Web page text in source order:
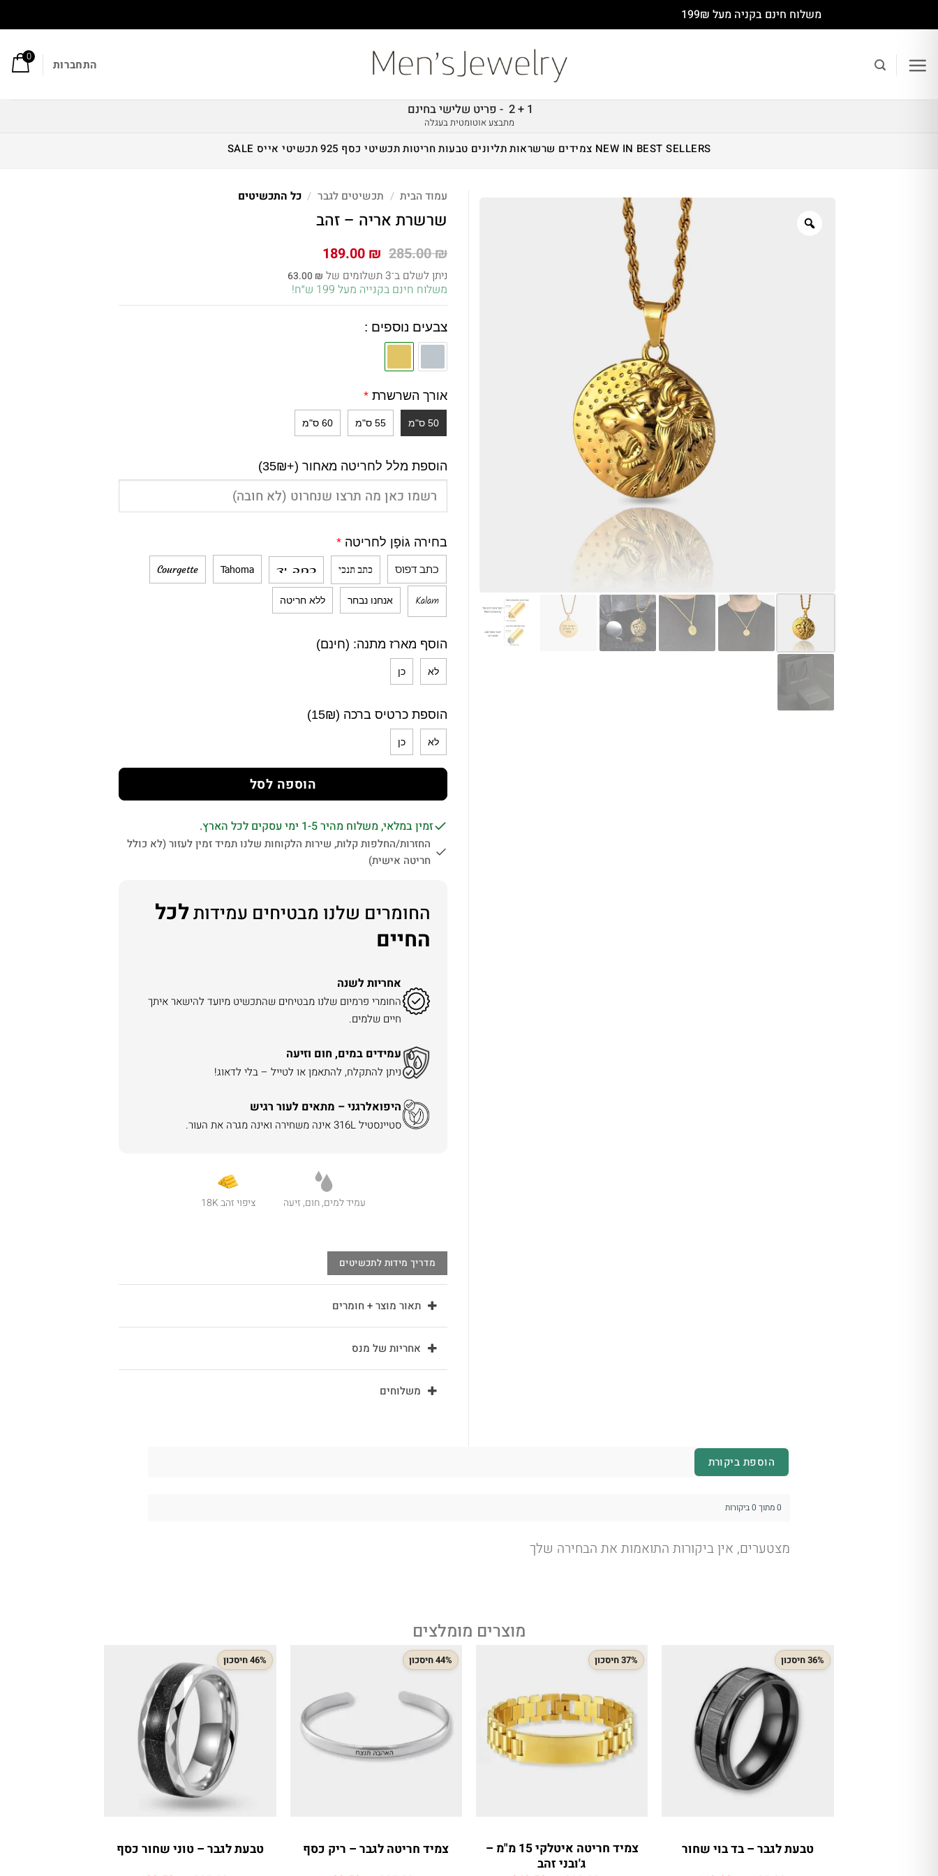
to
content
משלוח חינם בקניה מעל 199₪
התחברות
0
1 + 2 - פריט שלישי בחינם
מתבצע אוטומטית בעגלה
BEST SELLERS
NEW IN צמידים שרשראותתליונים טבעותחריטותתכשיטי כסף 925 תכשיטי אייס SALE
עמוד הבית / תכשיטים לגבר / כל התכשיטים
שרשרת אריה – זהב
285.00₪ המחיר
המקורי
היה:
285.00 ₪.
189.00 ₪ המחיר
הנוכחי
הוא:
189.00 ₪.
ניתן לשלם ב־3 תשלומים של 63.00 ₪
משלוח חינם בקנייה מעל 199 ש״ח!
צבעים נוספים :
אורך השרשרת*
50 ס"מ 55 ס"מ 60 ס"מ
הוספת מלל לחריטה מאחור (+35₪)
בחירה גוֹפָן לחריטה *
כתב דפוס כתב תנכי כתב יד Tahoma
Courgette
Kalam אנחנו נבחר ללא חריטה
הוסף מארז מתנה: (חינם)
לא כן
הוספת כרטיס ברכה (15₪)
לא כן
הוספה לסל
זמין במלאי, משלוח מהיר 1-5 ימי עסקים לכל הארץ.
החזרות/החלפות קלות, שירות הלקוחות שלנו תמיד זמין לעזור (לא כולל
חריטה אישית)
החומרים שלנו מבטיחים עמידותלכל
החיים
אחריות לשנה
החומרי פרמיום שלנו מבטיחים שהתכשיט מיועד להישאר איתך
חיים שלמים.
עמידים במים, חום וזיעה
ניתן להתקלח, להתאמן או לטייל – בלי לדאוג!
היפואלרגני – מתאים לעור רגיש
סטיינסטיל 316L אינה משחירה ואינה מגרה את העור.
עמיד למים, חום, זיעה ציפוי זהב 18K
מדריך מידות לתכשיטים
תאור מוצר + חומרים
אחריות של מנס
משלוחים
הוספת ביקורת
0 מתוך 0 ביקורות
מצטערים, אין ביקורות התואמות את הבחירה שלך
מוצרים מומלצים
36% חיסכון
טבעת לגבר – בד בוי שחור
37% חיסכון
צמיד חריטה איטלקי 15 מ"מ –
ג'ובני זהב
44% חיסכון
צמיד חריטה לגבר – ריק כסף
46% חיסכון
טבעת לגבר – טוני שחור כסף